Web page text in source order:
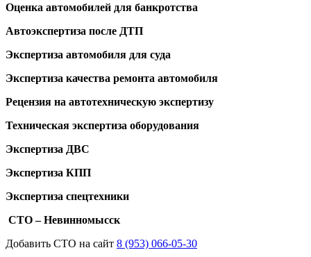
Оценка автомобилей для банкротства
Автоэкспертиза после ДТП
Экспертиза автомобиля для суда
Экспертиза качества ремонта автомобиля
Рецензия на автотехническую экспертизу
Техническая экспертиза оборудования
Экспертиза ДВС
Экспертиза КПП
Экспертиза спецтехники
СТО – Невинномысск
Добавить СТО на сайт 8 (953) 066-05-30